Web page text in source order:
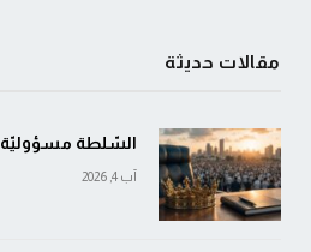
مقالات حديثة
السّلطة مسؤوليّة
آب 4, 2026